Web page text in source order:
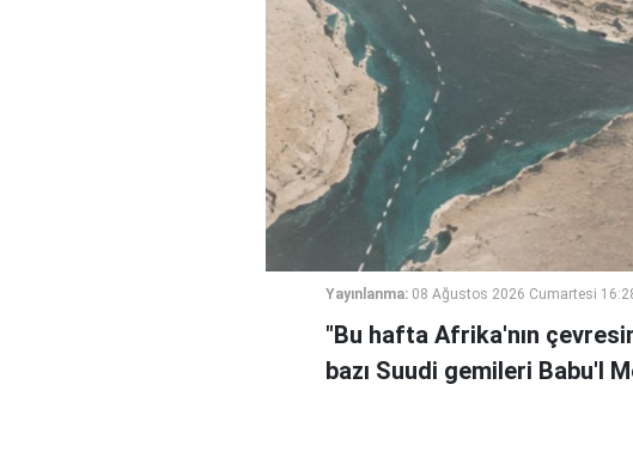
Yayınlanma: 08 Ağustos 2026 Cumartesi
"Bu hafta Afrika'nın
bazı Suudi gemileri Babu'l